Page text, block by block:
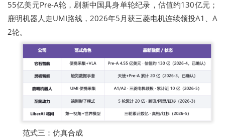
55亿美元Pre-A轮，刷新中国具身单轮纪录，估值约130亿元；
鹿明机器人走UMI路线，2026年5月获三菱电机连续领投A1、A
2轮。
范式三：仿真合成